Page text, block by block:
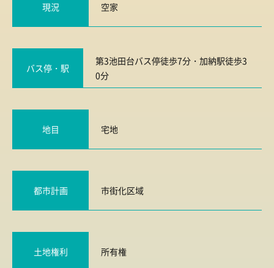
現況 空家
バス停・駅
第3池田台バス停徒歩7分・加納駅徒歩3
0分
地目 宅地
都市計画 市街化区域
土地権利 所有権